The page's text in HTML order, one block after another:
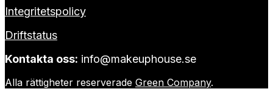
Integritetspolicy
Driftstatus
Kontakta oss: info@makeuphouse.se
Alla rättigheter reserverade Green Company.